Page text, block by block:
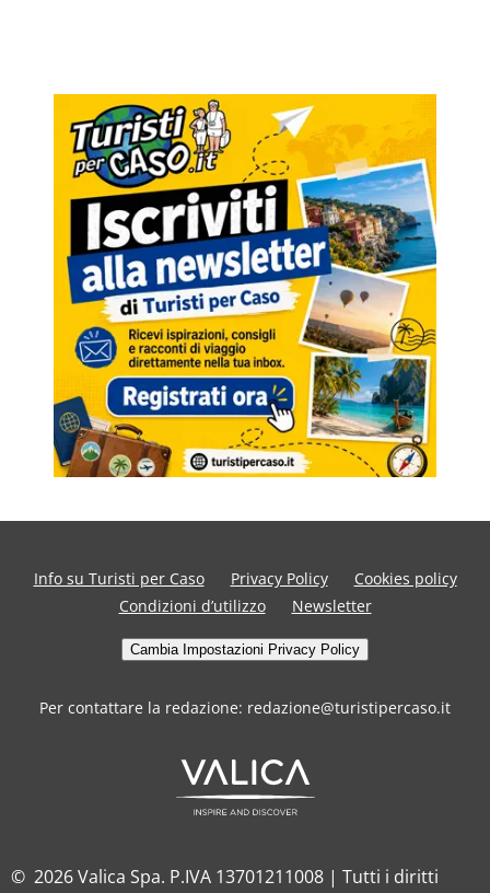
Info su Turisti per Caso Privacy Policy
Cookies policy
Condizioni d’utilizzo
Newsletter
Cambia Impostazioni Privacy Policy
Per contattare la redazione: redazione@turistipercaso.it
© 2026 Valica Spa. P.IVA 13701211008 | Tutti i diritti